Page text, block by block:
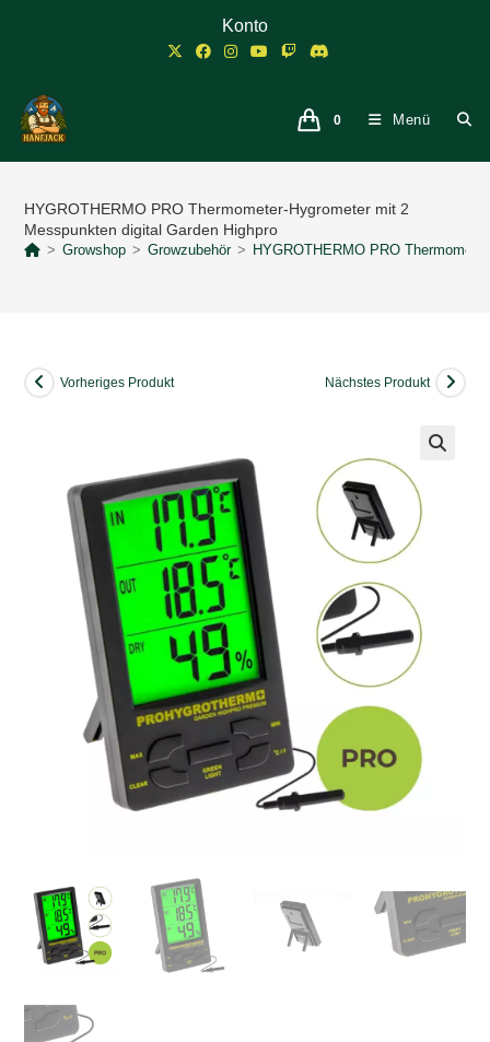
Konto
0 Menü
HYGROTHERMO PRO Thermometer-Hygrometer mit 2
Messpunkten digital Garden Highpro
> Growshop > Growzubehör > HYGROTHERMO PRO
Vorheriges Produkt Nächstes Produkt